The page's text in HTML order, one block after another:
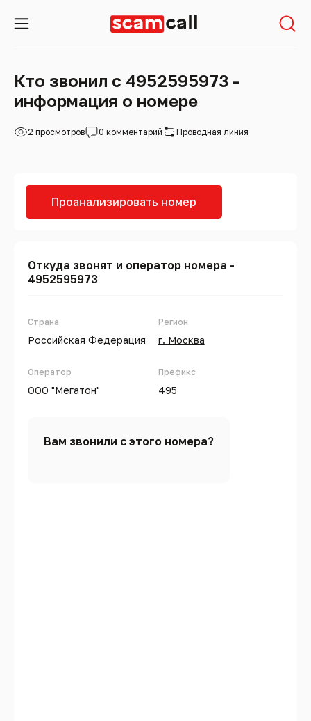
Кто звонил с 4952595973 -
информация о номере
2 просмотров 0 комментарий Проводная линия
Проанализировать номер
Откуда звонят и оператор номера -
4952595973
Страна
Российская Федерация
Оператор
ООО "Мегатон"
Регион
г. Москва
Префикс
495
Вам звонили с этого номера?